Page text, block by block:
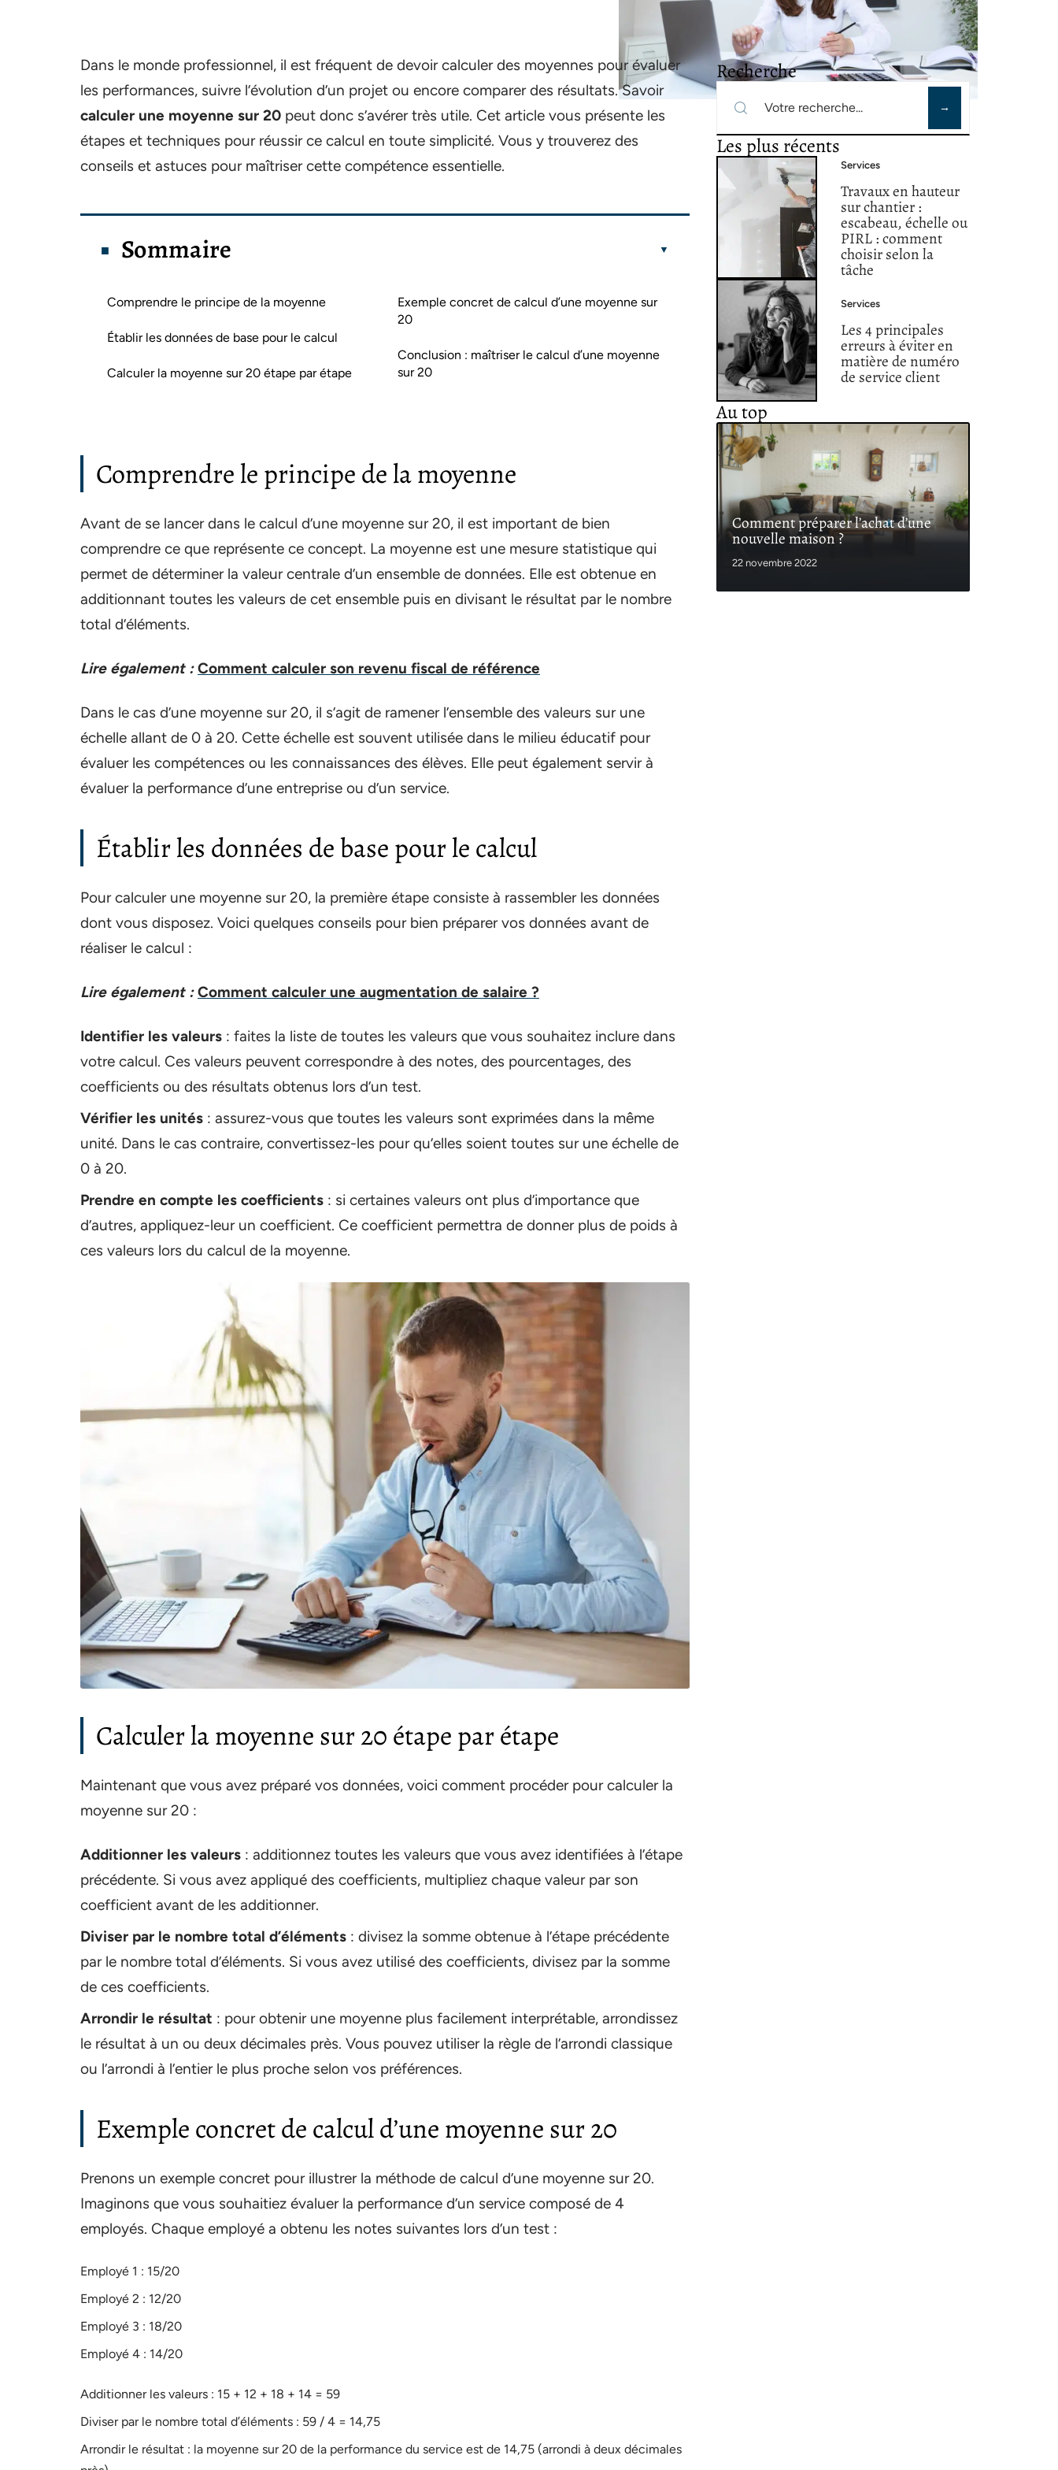
Dans le monde professionnel, il est fréquent de devoir calculer des moyennes pour évaluer
les performances, suivre l’évolution d’un projet ou encore comparer des résultats. Savoir
calculer une moyenne sur 20 peut donc s’avérer très utile. Cet article vous présente les
étapes et techniques pour réussir ce calcul en toute simplicité. Vous y trouverez des
conseils et astuces pour maîtriser cette compétence essentielle.
Sommaire
Comprendre le principe de la moyenne
Établir les données de base pour le calcul
Calculer la moyenne sur 20 étape par étape
Exemple concret de calcul d’une moyenne sur
20
Conclusion : maîtriser le calcul d’une moyenne
sur 20
Comprendre le principe de la moyenne
Avant de se lancer dans le calcul d’une moyenne sur 20, il est important de bien
comprendre ce que représente ce concept. La moyenne est une mesure statistique qui
permet de déterminer la valeur centrale d’un ensemble de données. Elle est obtenue en
additionnant toutes les valeurs de cet ensemble puis en divisant le résultat par le nombre
total d’éléments.
Lire également : Comment calculer son revenu fiscal de référence
Dans le cas d’une moyenne sur 20, il s’agit de ramener l’ensemble des valeurs sur une
échelle allant de 0 à 20. Cette échelle est souvent utilisée dans le milieu éducatif pour
évaluer les compétences ou les connaissances des élèves. Elle peut également servir à
évaluer la performance d’une entreprise ou d’un service.
Établir les données de base pour le calcul
Pour calculer une moyenne sur 20, la première étape consiste à rassembler les données
dont vous disposez. Voici quelques conseils pour bien préparer vos données avant de
réaliser le calcul :
Lire également : Comment calculer une augmentation de salaire ?
Identifier les valeurs : faites la liste de toutes les valeurs que vous souhaitez inclure dans
votre calcul. Ces valeurs peuvent correspondre à des notes, des pourcentages, des
coefficients ou des résultats obtenus lors d’un test.
Vérifier les unités : assurez-vous que toutes les valeurs sont exprimées dans la même
unité. Dans le cas contraire, convertissez-les pour qu’elles soient toutes sur une échelle de
0 à 20.
Prendre en compte les coefficients : si certaines valeurs ont plus d’importance que
d’autres, appliquez-leur un coefficient. Ce coefficient permettra de donner plus de poids à
ces valeurs lors du calcul de la moyenne.
Calculer la moyenne sur 20 étape par étape
Maintenant que vous avez préparé vos données, voici comment procéder pour calculer la
moyenne sur 20 :
Additionner les valeurs : additionnez toutes les valeurs que vous avez identifiées à l’étape
précédente. Si vous avez appliqué des coefficients, multipliez chaque valeur par son
coefficient avant de les additionner.
Diviser par le nombre total d’éléments : divisez la somme obtenue à l’étape précédente
par le nombre total d’éléments. Si vous avez utilisé des coefficients, divisez par la somme
de ces coefficients.
Arrondir le résultat : pour obtenir une moyenne plus facilement interprétable, arrondissez
le résultat à un ou deux décimales près. Vous pouvez utiliser la règle de l’arrondi classique
ou l’arrondi à l’entier le plus proche selon vos préférences.
Exemple concret de calcul d’une moyenne sur 20
Prenons un exemple concret pour illustrer la méthode de calcul d’une moyenne sur 20.
Imaginons que vous souhaitiez évaluer la performance d’un service composé de 4
employés. Chaque employé a obtenu les notes suivantes lors d’un test :
Employé 1 : 15/20
Employé 2 : 12/20
Employé 3 : 18/20
Employé 4 : 14/20
Additionner les valeurs : 15 + 12 + 18 + 14 = 59
Diviser par le nombre total d’éléments : 59 / 4 = 14,75
Arrondir le résultat : la moyenne sur 20 de la performance du service est de 14,75 (arrondi à deux décimales
Recherche
Les plus récents
Services
Travaux en hauteur
sur chantier :
escabeau, échelle ou
PIRL : comment
choisir selon la
tâche
Services
Les 4 principales
erreurs à éviter en
matière de numéro
de service client
Au top
Comment préparer l’achat d’une
nouvelle maison ?
22 novembre 2022